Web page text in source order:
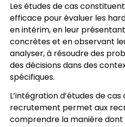
Les études de cas
efficace pour évaluer les
en intérim, en leur
concrètes et en observant
analyser, à résoudre des
des décisions dans des
spécifiques.
L’intégration d’études de
recrutement permet aux
comprendre la manière dont